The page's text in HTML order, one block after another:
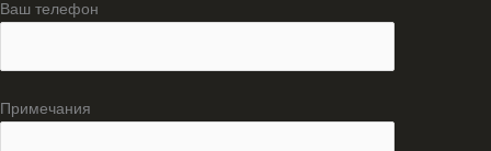
Ваш телефон
Примечания